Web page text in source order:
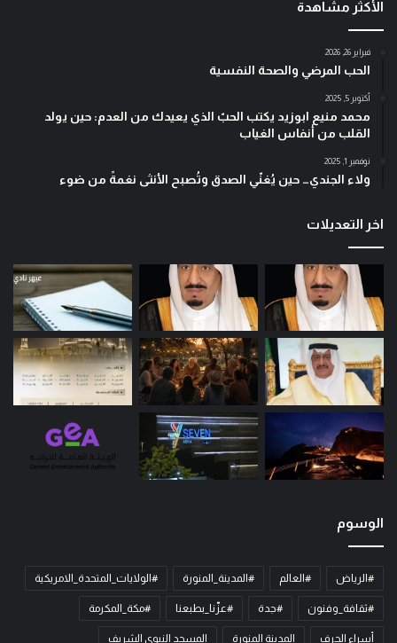
الأكثر مشاهدة
فبراير 26, 2026
الحب المرضي والصحة النفسية
أكتوبر 5, 2025
محمد منيع ابوزيد يكتب الحبّ الذي يعيدك من العدم: حين يولد
القلب من أنفاس الغياب
نوفمبر 1, 2025
ولاء الجندي… حين يُغنّي الصدق وتُصبح الأنثى نغمةً من ضوء
اخر التعديلات
الوسوم
#الرياض #العالم #المدينة_المنورة #الولايات_المتحدة_الامريكية
#ثقافة_وفنون #جدة #عزّنا_بطبعنا #مكة_المكرمة
أسراء الحرف المدينة المنورة المسجد النبوي الشريف